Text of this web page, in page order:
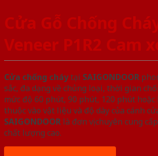
Cửa Gỗ Chống
Veneer P1R2 Cam
Cửa chống cháytại SAIGONDOOR
sắc, đa dạng về chủng loại, thời gian
mức độ 60 phút, 90 phút, 120 phút
thuộc vào vật liệu và độ dày của cánh
SAIGONDOOR là đơn vị chuyên cung
chất lượng cao.